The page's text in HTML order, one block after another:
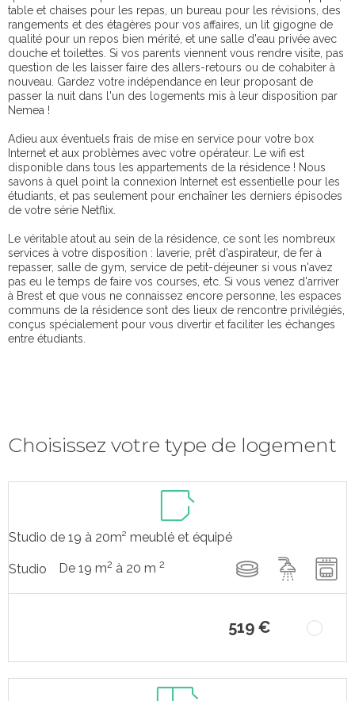
table et chaises pour les repas, un bureau pour les révisions, des
rangements et des étagères pour vos affaires, un lit gigogne de
qualité pour un repos bien mérité, et une salle d'eau privée avec
douche et toilettes. Si vos parents viennent vous rendre visite, pas
question de les laisser faire des allers-retours ou de cohabiter à
nouveau. Gardez votre indépendance en leur proposant de
passer la nuit dans l'un des logements mis à leur disposition par
Nemea !
Adieu aux éventuels frais de mise en service pour votre box
Internet et aux problèmes avec votre opérateur. Le wifi est
disponible dans tous les appartements de la résidence ! Nous
savons à quel point la connexion Internet est essentielle pour les
étudiants, et pas seulement pour enchaîner les derniers épisodes
de votre série Netflix.
Le véritable atout au sein de la résidence, ce sont les nombreux
services à votre disposition : laverie, prêt d'aspirateur, de fer à
repasser, salle de gym, service de petit-déjeuner si vous n'avez
pas eu le temps de faire vos courses, etc. Si vous venez d'arriver
à Brest et que vous ne connaissez encore personne, les espaces
communs de la résidence sont des lieux de rencontre privilégiés,
conçus spécialement pour vous divertir et faciliter les échanges
entre étudiants.
Choisissez votre type de logement
Studio de 19 à 20m² meublé et équipé
Studio De 19 m2 à 20 m 2
519 €